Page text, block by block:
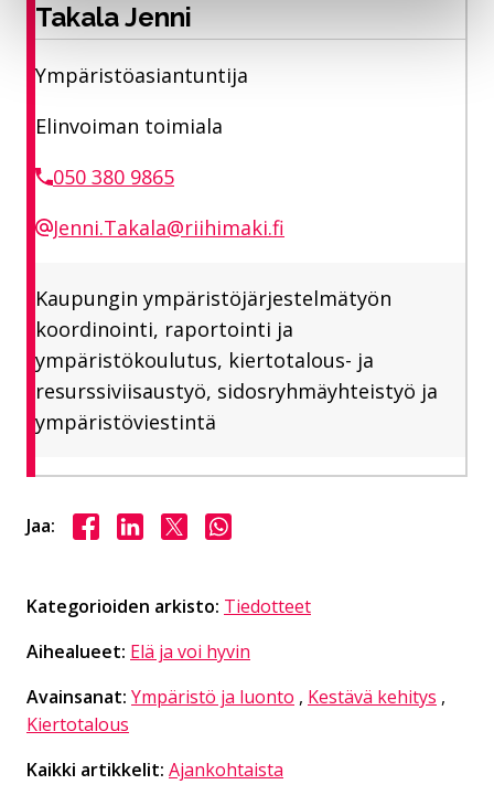
Takala Jenni
Ympäristöasiantuntija
Elinvoiman toimiala
050 380 9865
Jenni.Takala@riihimaki.fi
Kaupungin ympäristöjärjestelmätyön
koordinointi, raportointi ja
ympäristökoulutus, kiertotalous- ja
resurssiviisaustyö, sidosryhmäyhteistyö ja
ympäristöviestintä
Jaa: Jaa Facebookissa
Jaa LinkedInissä
Jaa X:ssäJaa WhasAppissa
Kategorioiden arkisto: Tiedotteet
Aihealueet: Elä ja voi hyvin
Avainsanat: Ympäristö ja luonto , Kestävä kehitys ,
Kiertotalous
Kaikki artikkelit: Ajankohtaista